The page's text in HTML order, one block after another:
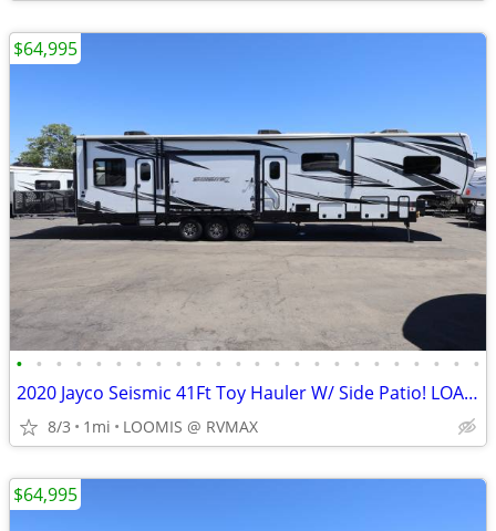
• • • • • • • • • • • • • • • • • • • • • • • •
2020 Jayco Seismic 41Ft Toy Hauler W/ Side Patio! LOADED W/ OPTIONS!
8/3 1mi LOOMIS @ RVMAX
$64,995
$64,995